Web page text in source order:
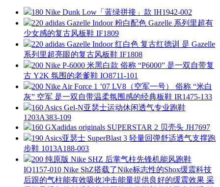
180 Nike Dunk Low「蓝绿拼接」款 IH1942-002
220 adidas Gazelle Indoor 粉白配色 Gazelle 系列里超有
少女感的复古风板鞋 IF1809
220 adidas Gazelle Indoor 红白色 复古红德训 是 Gazelle
系列里超亮眼的复古风板鞋 IF1808
200 Nike P-6000 米黑白款 俗称 “P6000” 是一双自带复
古 Y2K 氛围的老爹鞋 IO8711-101
200 Nike Air Force 1 ’07 LV8（空军一号） 俗称 “米白
灰” 空军 是一双自带温柔氛围感的经典板鞋 IR1475-133
160 Asics Gel-N亚瑟士运动休闲透气专业跑鞋
1203A383-109
160 GXadidas originals SUPERSTAR 2 贝壳头 JH7697
190 Asics亚瑟士 SuperBlast 3 轻量回弹舒适透气支撑跑
步鞋 1013A188-003
200 纯原版 Nike SHZ 后掌气柱先锋机能风跑鞋
IQ1157-010 Nike ShZ搭载了Nike标志性的Shox缓震科技
后跟的气柱能有效吸收冲击能量提供良好的缓震效果 采